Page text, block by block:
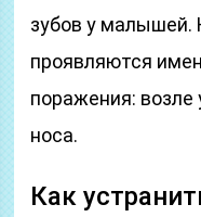
зубов у
проявляются
поражения: возле
носа.
Как